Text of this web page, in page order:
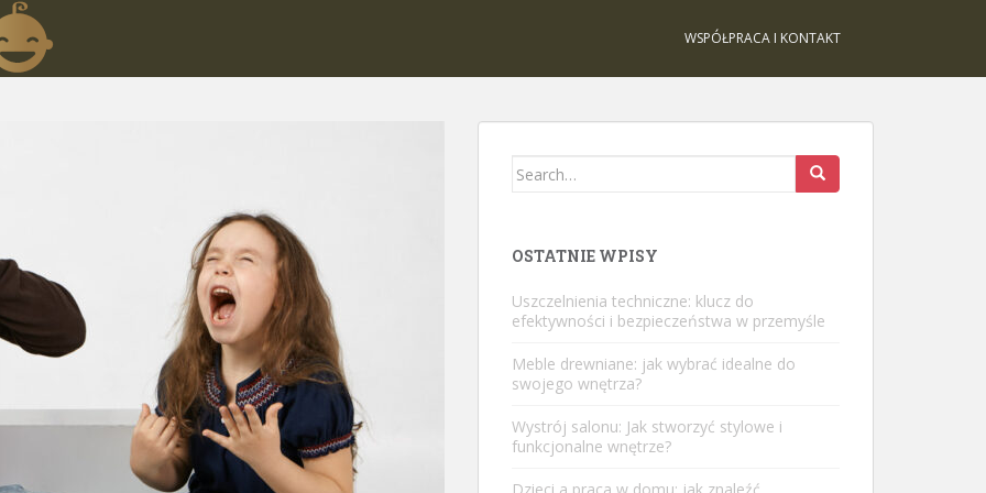
WSPÓŁPRACA I KONTAKT
Search
OSTATNIE WPISY
Uszczelnienia techniczne: klucz do
efektywności i bezpieczeństwa w przemyśle
Meble drewniane: jak wybrać idealne do
swojego wnętrza?
Wystrój salonu: Jak stworzyć stylowe i
funkcjonalne wnętrze?